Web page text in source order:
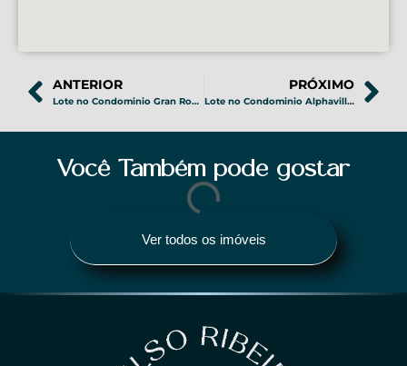
ANTERIOR
Lote no Condominio Gran Royalle em Lagoa Santa – COD 070
PRÓXIMO
Lote no Condominio Alphaville em Vespasiano – COD 089
Você Também pode gostar
Ver todos os imóveis